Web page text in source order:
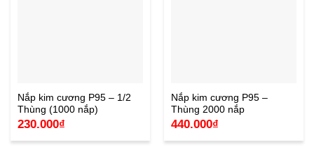
Nắp kim cương P95 – 1/2
Thùng (1000 nắp)
230.000₫
Nắp kim cương P95 –
Thùng 2000 nắp
440.000₫